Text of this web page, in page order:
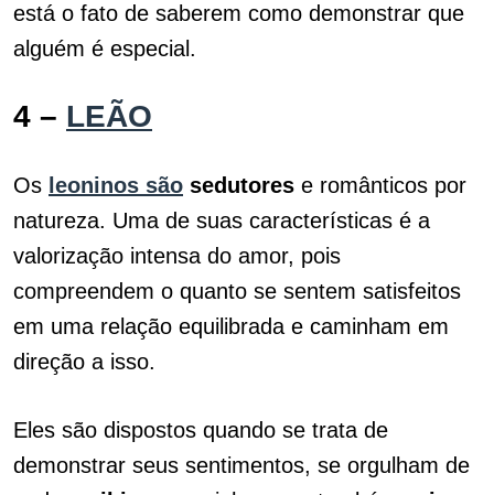
está o fato de saberem como demonstrar que
alguém é especial.
4 – LEÃO
Os leoninos são sedutores e românticos por
natureza. Uma de suas características é a
valorização intensa do amor, pois
compreendem o quanto se sentem satisfeitos
em uma relação equilibrada e caminham em
direção a isso.
Eles são dispostos quando se trata de
demonstrar seus sentimentos, se orgulham de